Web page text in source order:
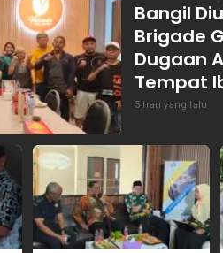
Bangil
Brigade
Dugaan
Tempat
5 hari yang lalu